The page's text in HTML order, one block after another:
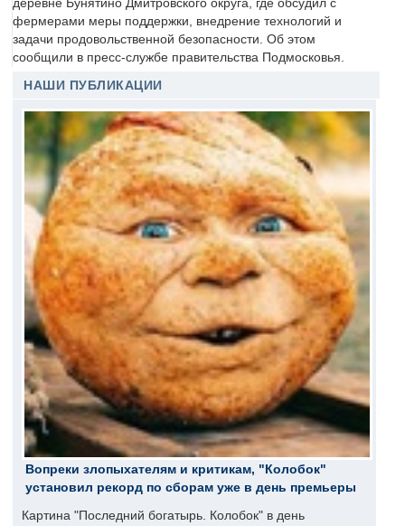
деревне Бунятино Дмитровского округа, где обсудил с
фермерами меры поддержки, внедрение технологий и
задачи продовольственной безопасности. Об этом
сообщили в пресс-службе правительства Подмосковья.
НАШИ ПУБЛИКАЦИИ
Вопреки злопыхателям и критикам, "Колобок"
установил рекорд по сборам уже в день премьеры
Картина "Последний богатырь. Колобок" в день